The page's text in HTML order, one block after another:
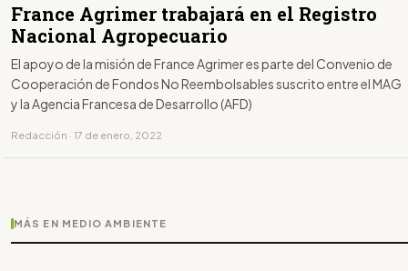
France Agrimer trabajará en el Registro
Nacional Agropecuario
El apoyo de la misión de France Agrimer es parte del Convenio de
Cooperación de Fondos No Reembolsables suscrito entre el MAG
y la Agencia Francesa de Desarrollo (AFD)
Redacción · 17 de enero, 2022
MÁS EN MEDIO AMBIENTE